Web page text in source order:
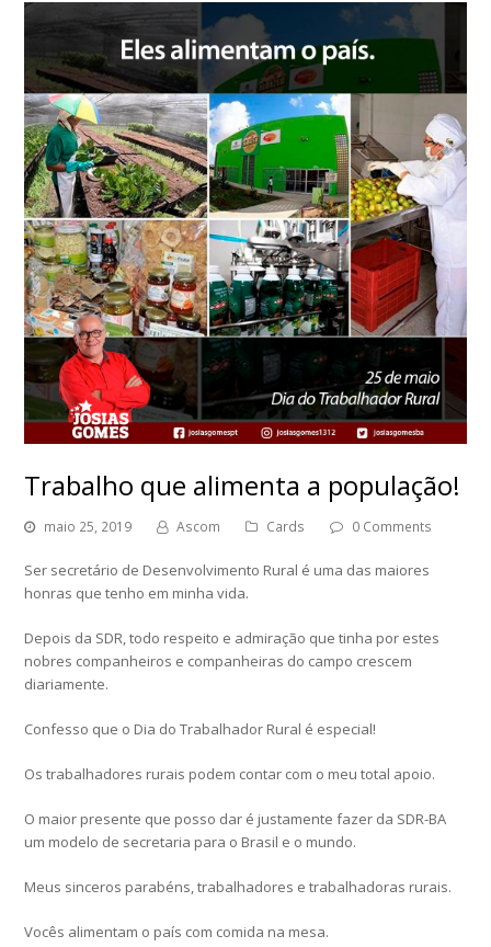
Trabalho que alimenta a população!
maio 25, 2019 Ascom Cards 0 Comments
Ser secretário de Desenvolvimento Rural é uma das maiores
honras que tenho em minha vida.
Depois da SDR, todo respeito e admiração que tinha por estes
nobres companheiros e companheiras do campo crescem
diariamente.
Confesso que o Dia do Trabalhador Rural é especial!
Os trabalhadores rurais podem contar com o meu total apoio.
O maior presente que posso dar é justamente fazer da SDR-BA
um modelo de secretaria para o Brasil e o mundo.
Meus sinceros parabéns, trabalhadores e trabalhadoras rurais.
Vocês alimentam o país com comida na mesa.